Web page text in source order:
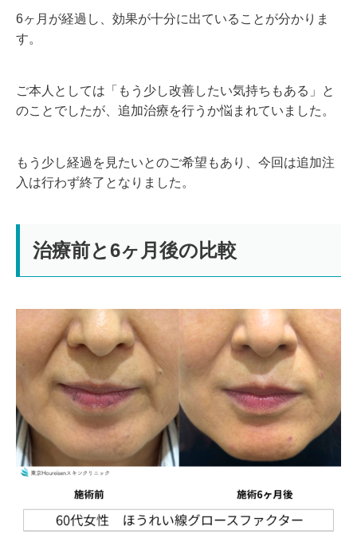
6ヶ月が経過し、効果が十分に出ていることが分かりま
す。
ご本人としては「もう少し改善したい気持ちもある」と
のことでしたが、追加治療を行うか悩まれていました。
もう少し経過を見たいとのご希望もあり、今回は追加注
入は行わず終了となりました。
治療前と6ヶ月後の比較